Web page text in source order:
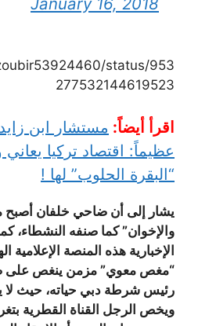
status/953
277532144619523
اقرأ أيضاً: مستشار ابن
عظيماً: اقتصاد تركيا
“البقرة الحلوب” لها !
يشار إلى أن ضاحي خلفان أصبح
والإخوان” كما صنفه النشطاء،
الإخبارية هذه المنصة الإعلامية
“مغص معوي” مزمن ينغص على
رئيس شرطة دبي حياته، حيث لا
ويخص الرجل القناة القطرية